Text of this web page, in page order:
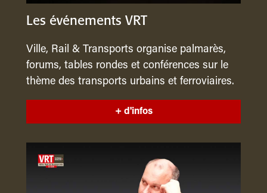
Les événements VRT
Ville, Rail & Transports organise palmarès,
forums, tables rondes et conférences sur le
thème des transports urbains et ferroviaires.
+ d'infos